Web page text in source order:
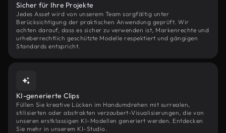
Sicher für Ihre Projekte
Jedes Asset wird von unserem Team sorgfältig unter
Berücksichtigung der praktischen Anwendung geprüft. Wir
achten darauf, dass es sicher zu verwenden ist, Markenrechte und
urheberrechtlich geschützte Modelle respektiert und gängigen
Standards entspricht.
KI-generierte Clips
Füllen Sie kreative Lücken im Handumdrehen mit surrealen,
stilisierten oder abstrakten verzaubert-Visualisierungen, die von
unseren erstklassigen KI-Modellen generiert werden. Entdecken
Sie mehr in unserem KI-Studio.